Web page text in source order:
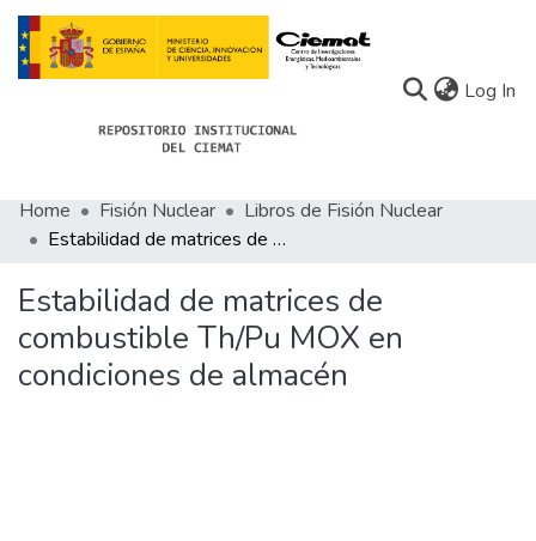
Log In
Communities
Statistics
About Docu-menta
Home Fisión Nuclear
Libros de Fisión Nuclear
Estabilidad de matrices de combustible Th/Pu MOX en condiciones de almacén
Estabilidad de matrices de
combustible Th/Pu MOX en
condiciones de almacén